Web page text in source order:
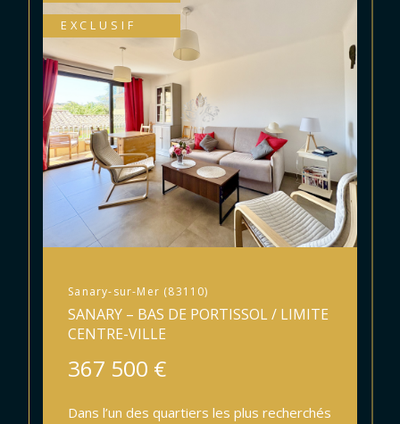
Sanary-sur-Mer (83110)
SANARY – BAS DE PORTISSOL / LIMITE
CENTRE-VILLE
367 500 €
Dans l’un des quartiers les plus recherchés
EXCLUSIF